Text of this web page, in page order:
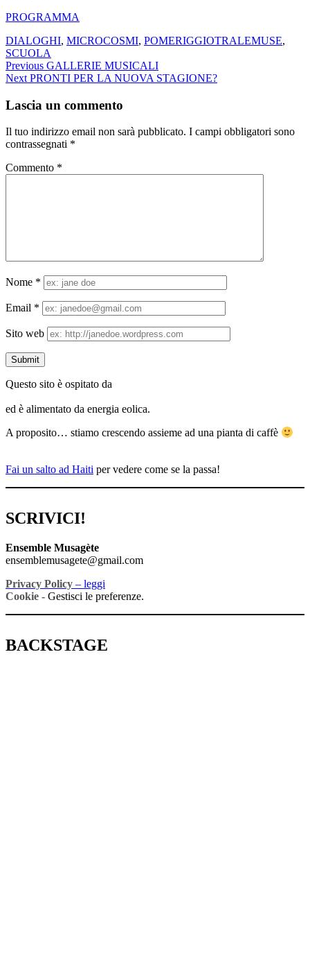
PROGRAMMA
DIALOGHI, MICROCOSMI, POMERIGGIOTRALEMUSE,
SCUOLA
Navigazione
articoli
Previous GALLERIE MUSICALI
Next PRONTI PER LA NUOVA STAGIONE?
Lascia un commento
Il tuo indirizzo email non sarà pubblicato. I campi obbligatori sono
contrassegnati *
Commento *
Nome *
Email *
Sito web
Questo sito è ospitato da
ed è alimentato da energia eolica.
A proposito… stiamo crescendo assieme ad una pianta di caffè
Fai un salto ad Haiti per vedere come se la passa!
SCRIVICI!
Ensemble Musagète
ensemblemusagete@gmail.com
Privacy Policy – leggi
Cookie - Gestisci le preferenze.
BACKSTAGE